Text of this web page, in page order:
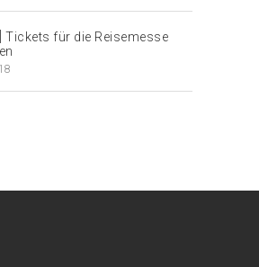
Tickets für die Reisemesse